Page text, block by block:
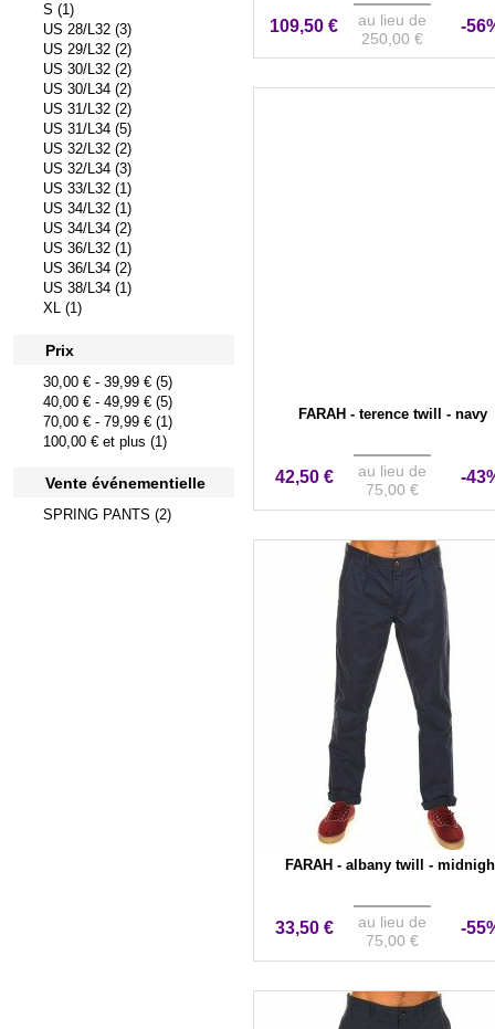
S (1)
US 28/L32 (3)
US 29/L32 (2)
US 30/L32 (2)
US 30/L34 (2)
US 31/L32 (2)
US 31/L34 (5)
US 32/L32 (2)
US 32/L34 (3)
US 33/L32 (1)
US 34/L32 (1)
US 34/L34 (2)
US 36/L32 (1)
US 36/L34 (2)
US 38/L34 (1)
XL (1)
Prix
30,00 € -39,99 € (5)
40,00 € -49,99 € (5)
70,00 € -79,99 € (1)
100,00 € et plus (1)
Vente événementielle
SPRING PANTS (2)
109,50 €
au lieu de
250,00 €
-
FARAH - terence twill - navy
42,50 €
au lieu de
75,00 €
-
FARAH - albany twill -
33,50 €
au lieu de
75,00 €
-